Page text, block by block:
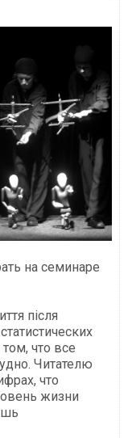
на семинаре
після
что все
Читателю
что
жизни